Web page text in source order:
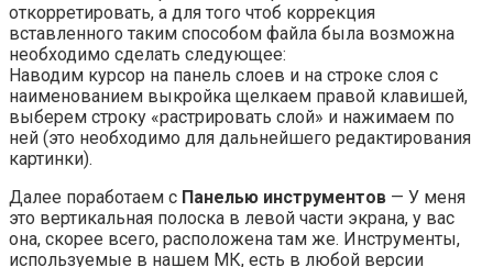
откорретировать, а для того чтоб коррекция
вставленного таким способом файла была возможна
необходимо сделать следующее:
Наводим курсор на панель слоев и на строке слоя с
наименованием выкройка щелкаем правой клавишей,
выберем строку «растрировать слой» и нажимаем по
ней (это необходимо для дальнейшего редактирования
картинки).
Далее поработаем с Панелью инструментов — У меня
это вертикальная полоска в левой части экрана, у вас
она, скорее всего, расположена там же. Инструменты,
используемые в нашем МК, есть в любой версии